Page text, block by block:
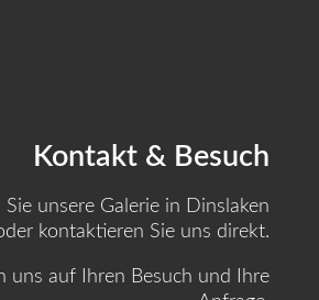
Kontakt & Besuch
Sie unsere Galerie in Dinslaken
kontaktieren Sie uns direkt.
uns auf Ihren Besuch und Ihre